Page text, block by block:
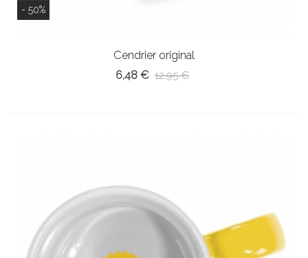
- 50%
Cendrier original
6,48 € 12,95 €